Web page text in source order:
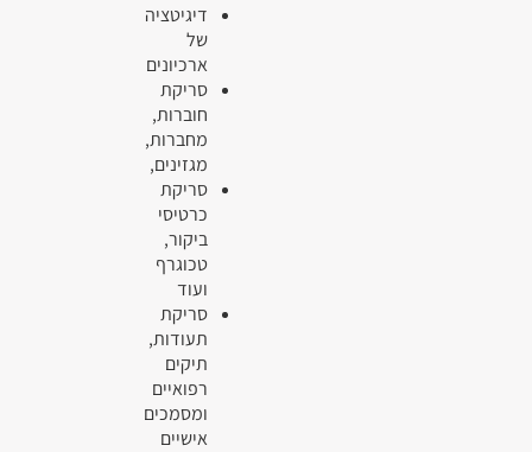
דיגיטציה
של
ארכיונים
סריקת
חוברות,
מחברות,
מגזינים,
סריקת
כרטיסי
ביקור,
טכוגרף
ועוד
סריקת
תעודות,
תיקים
רפואיים
ומסמכים
אישיים